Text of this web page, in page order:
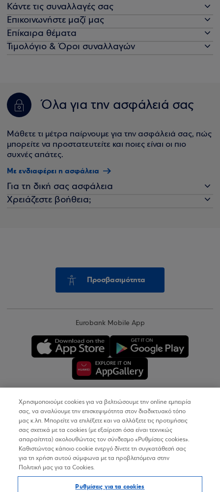
Κάντε τις συναλλαγές σας
Επικοινωνήστε μαζί μας
Επίκαιρα θέματα
Τιμολόγιο & Όροι συναλλαγών
Όλα για την ασφάλειά σας
Μάθετε τι μέτρα παίρνουμε για την ασφάλειά σας, πώς
μπορείτε να προστατευτείτε και ποιες είναι οι πιο
συχνές απάτες.
Με ενδιαφέρει η ασφάλεια
Για τη δική σας ασφάλεια
Χρειάζεστε βοήθεια;
Προσβασιμότητα
Eurobank Mobile App
Copyright © 2026
Όροι Χρήσης
Προσωπικά Δεδομένα στον Διαδικτυακό Τόπο
Δήλωση Προσβασιμότητας
Χρησιμοποιούμε cookies για να βελτιώσουμε την online εμπειρία
σας, να αναλύουμε την επισκεψιμότητα στον διαδικτυακό τόπο
μας κ.λπ. Μπορείτε να επιλέξετε και να αλλάξετε τις προτιμήσεις
σας σχετικά με τα cookies (με εξαίρεση όσα είναι τεχνικώς
απαραίτητα) ακολουθώντας τον σύνδεσμο «Ρυθμίσεις cookies».
Καθιστώντας κάποιο cookie ενεργό δίνετε τη συγκατάθεσή σας
για τη χρήση αυτού σύμφωνα με τα προβλεπόμενα στην
Πολιτική μας για τα Cookies.
Ρυθμίσεις για τα cookies